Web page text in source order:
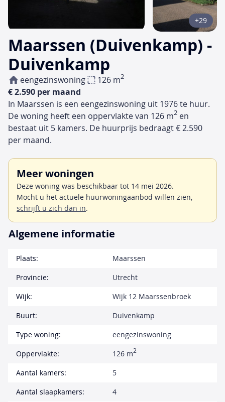
Maarssen (Duivenkamp) -
Duivenkamp
eengezinswoning 126 m2
€ 2.590 per maand
+29
In Maarssen is een eengezinswoning uit 1976 te huur.
De woning heeft een oppervlakte van 126 m2 en
bestaat uit 5 kamers. De huurprijs bedraagt € 2.590
per maand.
Meer woningen
Deze woning was beschikbaar tot 14 mei 2026.
Mocht u het actuele huurwoningaanbod willen zien,
schrijft u zich dan in.
Algemene informatie
Plaats:
Maarssen
Provincie:
Utrecht
Wijk:
Wijk 12 Maarssenbroek
Buurt:
Duivenkamp
Type woning:
eengezinswoning
Oppervlakte:
126 m2
Aantal kamers:
5
Aantal slaapkamers:
4